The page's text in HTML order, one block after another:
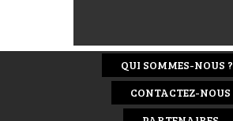
QUI SOMMES-NOUS ?
CONTACTEZ-NOUS